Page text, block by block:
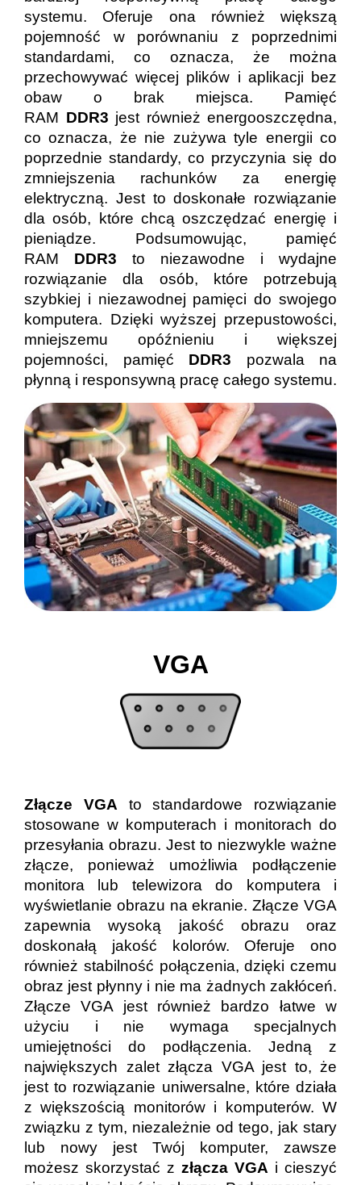
systemu. Oferuje ona również większą
pojemność w porównaniu z poprzednimi
standardami, co oznacza, że można
przechowywać więcej plików i aplikacji bez
obaw o brak miejsca. Pamięć
RAM DDR3 jest również energooszczędna,
co oznacza, że nie zużywa tyle energii co
poprzednie standardy, co przyczynia się do
zmniejszenia rachunków za energię
elektryczną. Jest to doskonałe rozwiązanie
dla osób, które chcą oszczędzać energię i
pieniądze. Podsumowując, pamięć
RAM DDR3 to niezawodne i wydajne
rozwiązanie dla osób, które potrzebują
szybkiej i niezawodnej pamięci do swojego
komputera. Dzięki wyższej przepustowości,
mniejszemu opóźnieniu i większej
pojemności, pamięć DDR3 pozwala na
płynną i responsywną pracę całego systemu.
VGA
Złącze VGA to standardowe rozwiązanie
stosowane w komputerach i monitorach do
przesyłania obrazu. Jest to niezwykle ważne
złącze, ponieważ umożliwia podłączenie
monitora lub telewizora do komputera i
wyświetlanie obrazu na ekranie. Złącze VGA
zapewnia wysoką jakość obrazu oraz
doskonałą jakość kolorów. Oferuje ono
również stabilność połączenia, dzięki czemu
obraz jest płynny i nie ma żadnych zakłóceń.
Złącze VGA jest również bardzo łatwe w
użyciu i nie wymaga specjalnych
umiejętności do podłączenia. Jedną z
największych zalet złącza VGA jest to, że
jest to rozwiązanie uniwersalne, które działa
z większością monitorów i komputerów. W
związku z tym, niezależnie od tego, jak stary
lub nowy jest Twój komputer, zawsze
możesz skorzystać z złącza VGA i cieszyć